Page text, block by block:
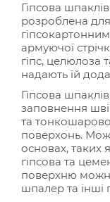
Гіпсова
розроблена
армуючої
гіпс, целюлоза
надають їй
Гіпсова
заповнення
та
поверхонь.
основах, таких
гіпсова та
поверхню
шпалер та інші